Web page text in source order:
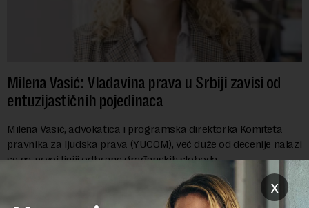
Milena Vasić: Vladavina prava u Srbiji zavisi od
entuzijastičnih pojedinaca
Milena Vasić, advokatica i programska direktorka Komiteta
pravnika za ljudska prava (YUCOM), već duže od decenije nalazi
se na prvoj liniji odbrane građanskih sloboda,
marginalizovanih grupa, žrtava diskrimi...
x